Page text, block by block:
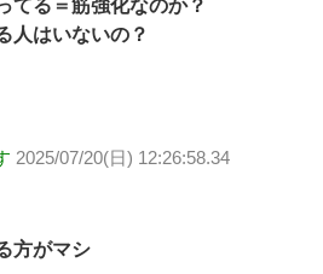
てる＝筋強化なのか？
人はいないの？
2025/07/20(日) 12:26:58.34
方がマシ